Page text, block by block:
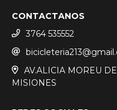
CONTACTANOS
3764 535552
AV.ALICIA MOREU
MISIONES